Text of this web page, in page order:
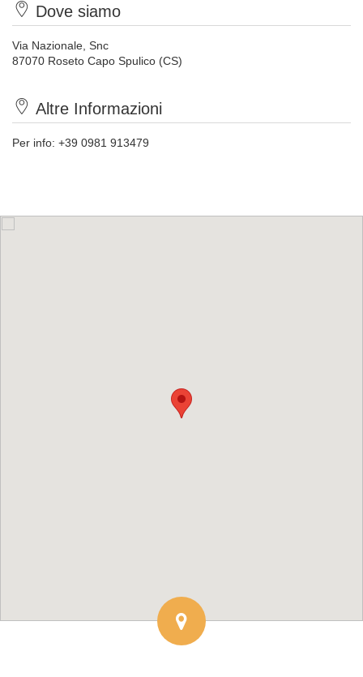
Dove siamo
Via Nazionale, Snc
87070 Roseto Capo Spulico (CS)
Altre Informazioni
Per info: +39 0981 913479